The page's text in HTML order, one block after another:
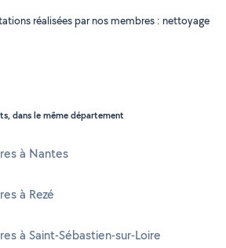
réalisées par nos membres : nettoyage
dans le même département
à Nantes
à Rezé
à Saint-Sébastien-sur-Loire